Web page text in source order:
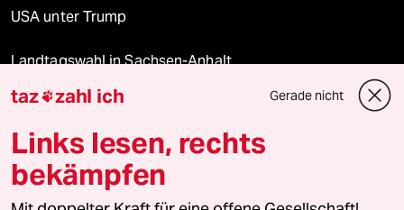
USA unter Trump
Landtagswahl in Sachsen-Anhalt
Hitze
Surfen
taz zahl ich Gerade nicht
Links lesen, rechts
bekämpfen